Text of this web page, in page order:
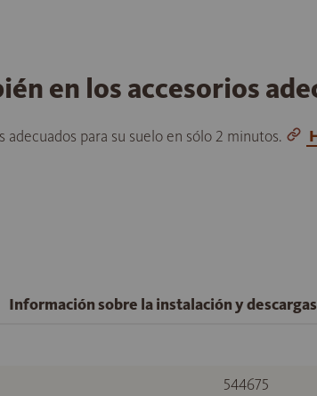
en los accesorios
adecuados para su suelo en sólo 2 minutos.
Información sobre la instalación y descargas
544675